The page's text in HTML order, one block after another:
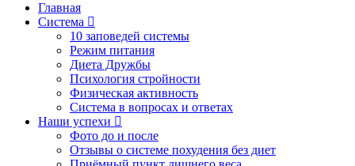
Главная
Система
10 заповедей системы
Режим питания
Диета Дружбы
Психология стройности
Физическая активность
Система в вопросах и ответах
Наши успехи
Фото до и после
Отзывы о системе похудения без диет